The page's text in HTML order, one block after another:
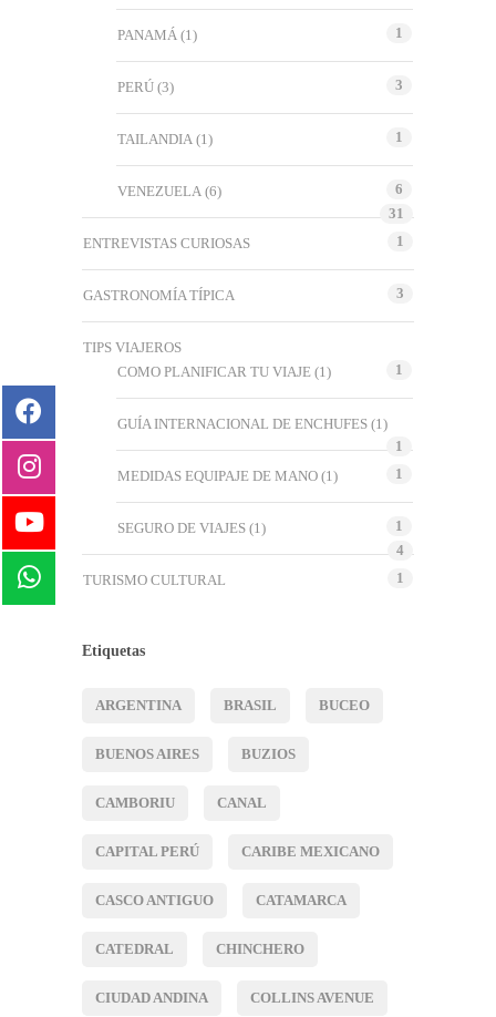
PANAMÁ (1) 1
PERÚ (3) 3
TAILANDIA (1) 1
VENEZUELA (6)
6
31
ENTREVISTAS CURIOSAS
1
GASTRONOMÍA TÍPICA 3
TIPS VIAJEROS
COMO PLANIFICAR TU VIAJE (1) 1
GUÍA INTERNACIONAL DE ENCHUFES (1)
1
MEDIDAS EQUIPAJE DE MANO (1) 1
SEGURO DE VIAJES (1)
1
4
TURISMO CULTURAL
1
Etiquetas
ARGENTINA BRASIL BUCEO
BUENOS AIRES BUZIOS
CAMBORIU CANAL
CAPITAL PERÚ CARIBE MEXICANO
CASCO ANTIGUO CATAMARCA
CATEDRAL CHINCHERO
CIUDAD ANDINA COLLINS AVENUE